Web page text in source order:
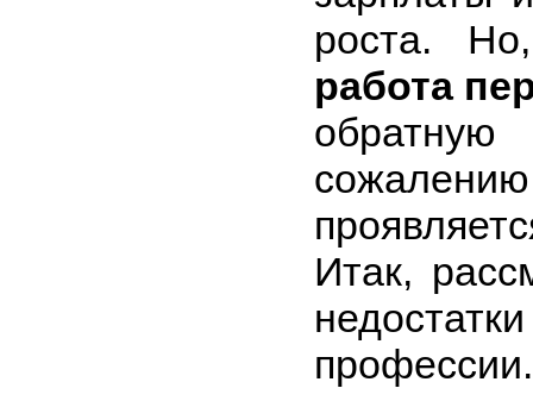
роста.
работа
Итак,
профессии.